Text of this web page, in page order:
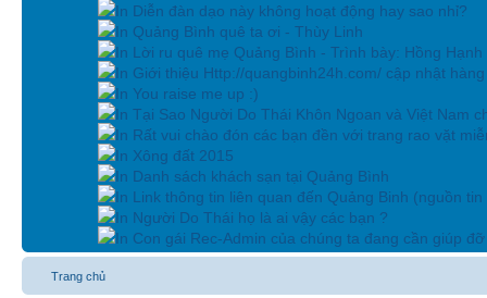
In Diễn đàn dạo này không hoạt động hay sao nhỉ?
In Quảng Bình quê ta ơi - Thùy Linh
In Lời ru quê mẹ Quảng Bình - Trình bày: Hồng Hạnh
In Giới thiệu Http://quangbinh24h.com/ cập nhật
In You raise me up :)
In Tại Sao Người Do Thái Khôn Ngoan và Việt Nam
In Rất vui chào đón các bạn đền với trang rao vặt
In Xông đất 2015
In Danh sách khách sạn tại Quảng Bình
In Link thông tin liên quan đến Quảng Binh (nguồn tin
In Người Do Thái họ là ai vậy các bạn ?
In Con gái Rec-Admin của chúng ta đang cần giúp
Trang chủ